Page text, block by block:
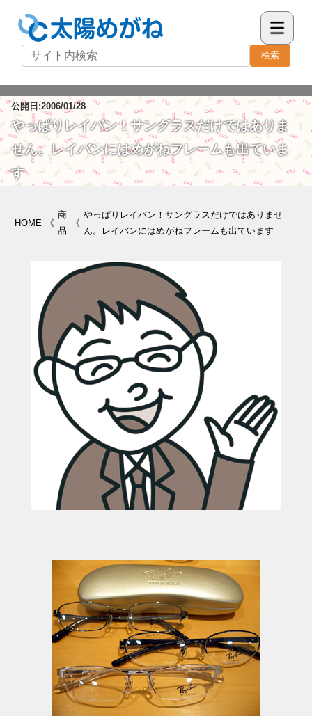
検索
公開日:2006/01/28
やっぱりレイバン！サングラスだけではありま
せん。レイバンにはめがねフレームも出ていま
す
HOME 《
商
品
《
やっぱりレイバン！サングラスだけではありませ
ん。レイバンにはめがねフレームも出ています